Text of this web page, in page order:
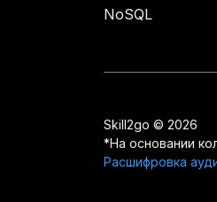
NoSQL
Skill2go © 2026
*На основании
Расшифровка